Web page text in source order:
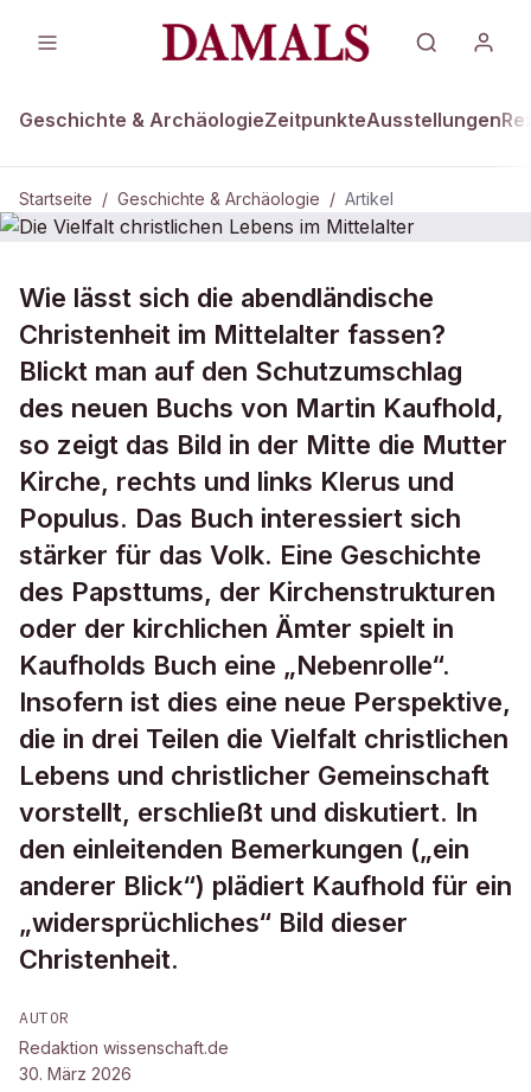
Geschichte & ArchäologieZeitpunkteAusstellungen
Startseite / Geschichte & Archäologie / Artikel
Die Vielfalt christlichen Lebens im
Mittelalter
Wie lässt sich die abendländische
Christenheit im Mittelalter fassen?
Blickt man auf den Schutzumschlag
des neuen Buchs von Martin Kaufhold,
so zeigt das Bild in der Mitte die Mutter
Kirche, rechts und links Klerus und
Populus. Das Buch interessiert sich
stärker für das Volk. Eine Geschichte
des Papsttums, der Kirchenstrukturen
oder der kirchlichen Ämter spielt in
Kaufholds Buch eine „Nebenrolle“.
Insofern ist dies eine neue Perspektive,
die in drei Teilen die Vielfalt christlichen
Lebens und christlicher Gemeinschaft
vorstellt, erschließt und diskutiert. In
den einleitenden Bemerkungen („ein
anderer Blick“) plädiert Kaufhold für ein
„widersprüchliches“ Bild dieser
Christenheit.
AUTOR
Redaktion wissenschaft.de
30. März 2026